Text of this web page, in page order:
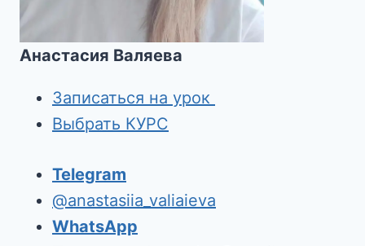
Анастасия Валяева
Записаться на урок
Выбрать КУРС
Telegram
@anastasiia_valiaieva
WhatsApp